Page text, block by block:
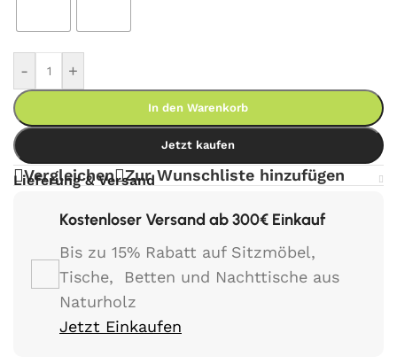
- +
In den Warenkorb
Jetzt kaufen
Vergleichen Zur Wunschliste hinzufügen
Lieferung & Versand
Kostenloser Versand ab 300€ Einkauf
Bis zu 15% Rabatt auf Sitzmöbel,
Tische, Betten und Nachttische aus
Naturholz
Jetzt Einkaufen